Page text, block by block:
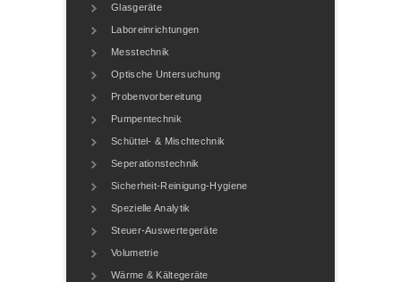
Glasgeräte
Laboreinrichtungen
Messtechnik
Optische Untersuchung
Probenvorbereitung
Pumpentechnik
Schüttel- & Mischtechnik
Seperationstechnik
Sicherheit-Reinigung-Hygiene
Spezielle Analytik
Steuer-Auswertegeräte
Volumetrie
Wärme & Kältegeräte